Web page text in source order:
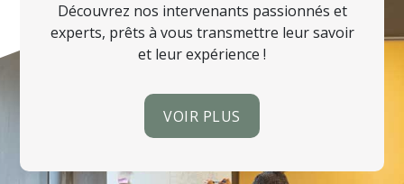
Découvrez nos intervenants passionnés et
experts, prêts à vous transmettre leur savoir
et leur expérience !
VOIR PLUS